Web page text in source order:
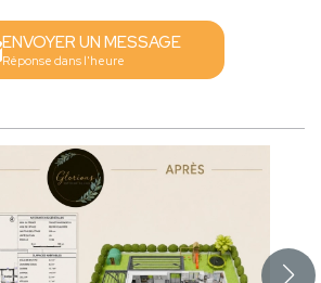
ENVOYER UN MESSAGE
Réponse dans l'heure